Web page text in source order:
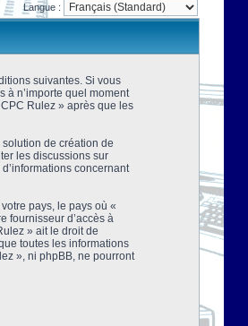
Langue :
suivantes. Si vous
à n’importe quel moment
Rulez » après que les
de création de
les discussions sur
concernant
pays, le pays où «
fournisseur d’accès à
» ait le droit de
toutes les informations
», ni phpBB, ne pourront